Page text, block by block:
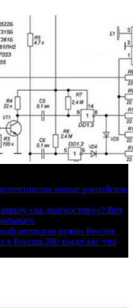
новые российские
«на диагностику»? Вот
автопром нужен России
в России 280 тысяч км: что